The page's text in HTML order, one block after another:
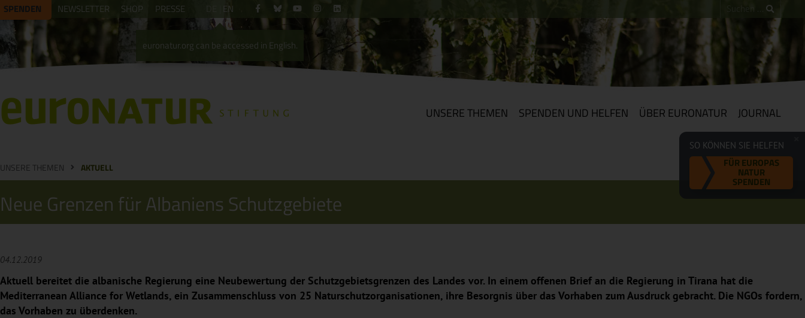
SPENDEN NEWSLETTER SHOP PRESSE
euronatur.org can be accessed in English.
EN
UNSERE THEMEN SPENDEN UND HELFEN ÜBER EURONATUR JOURNAL
SO KÖNNEN SIE HELFEN
FÜR EUROPAS
NATUR
SPENDEN
UNSERE THEMEN AKTUELL
Neue Grenzen für Albaniens Schutzgebiete
04.12.2019
Aktuell bereitet die albanische Regierung eine Neubewertung der Schutzgebietsgrenzen des Landes vor. In einem offenen Brief an die Regierung in Tirana hat die
Mediterranean Alliance for Wetlands, ein Zusammenschluss von 25 Naturschutzorganisationen, ihre Besorgnis über das Vorhaben zum Ausdruck gebracht. Die NGOs fordern,
das Vorhaben zu überdenken.